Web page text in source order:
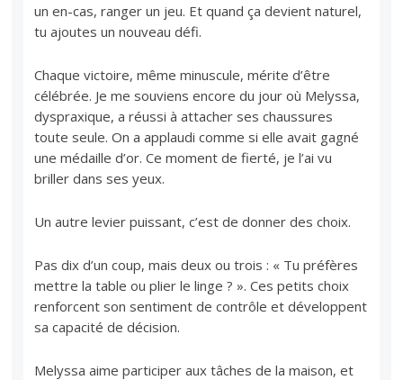
un en-cas, ranger un jeu. Et quand ça devient naturel,
tu ajoutes un nouveau défi.
Chaque victoire, même minuscule, mérite d’être
célébrée. Je me souviens encore du jour où Melyssa,
dyspraxique, a réussi à attacher ses chaussures
toute seule. On a applaudi comme si elle avait gagné
une médaille d’or. Ce moment de fierté, je l’ai vu
briller dans ses yeux.
Un autre levier puissant, c’est de donner des choix.
Pas dix d’un coup, mais deux ou trois : « Tu préfères
mettre la table ou plier le linge ? ». Ces petits choix
renforcent son sentiment de contrôle et développent
sa capacité de décision.
Melyssa aime participer aux tâches de la maison, et